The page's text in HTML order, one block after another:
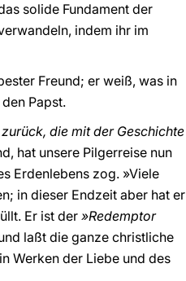
solide Fundament der
indem ihr im
Freund; er weiß, was in
Papst.
die mit der Geschichte
hat unsere Pilgerreise nun
Erdenlebens zog. »Viele
in dieser Endzeit aber hat er
Er ist der »Redemptor
laßt die ganze christliche
Werken der Liebe und des